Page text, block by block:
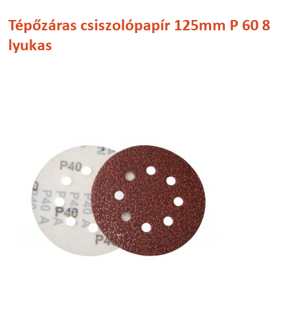
Tépőzáras csiszolópapír 125mm P 60 8
lyukas